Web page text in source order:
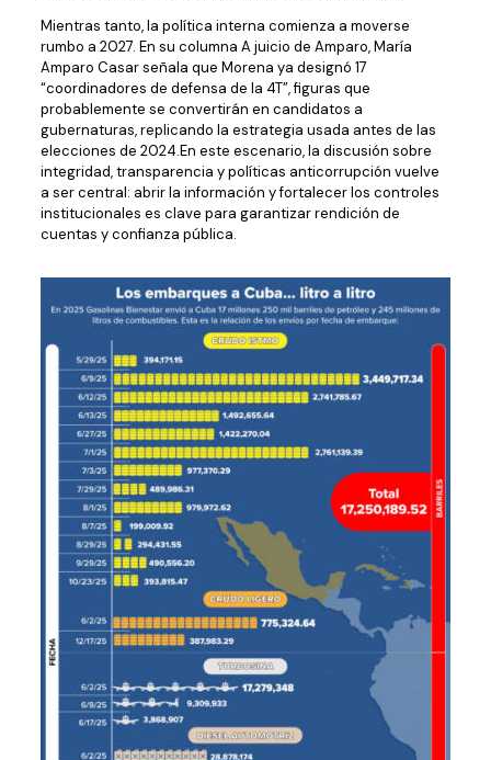
Mientras tanto, la política interna comienza a moverse
rumbo a 2027. En su columna A juicio de Amparo, María
Amparo Casar señala que Morena ya designó 17
“coordinadores de defensa de la 4T”, figuras que
probablemente se convertirán en candidatos a
gubernaturas, replicando la estrategia usada antes de las
elecciones de 2024.En este escenario, la discusión sobre
integridad, transparencia y políticas anticorrupción vuelve
a ser central: abrir la información y fortalecer los controles
institucionales es clave para garantizar rendición de
cuentas y confianza pública.